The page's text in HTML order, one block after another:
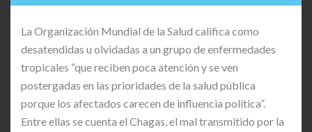
La Organización Mundial de la Salud califica como
desatendidas u olvidadas a un grupo de enfermedades
tropicales “que reciben poca atención y se ven
postergadas en las prioridades de la salud pública
porque los afectados carecen de influencia política”.
Entre ellas se cuenta el Chagas, el mal transmitido por la